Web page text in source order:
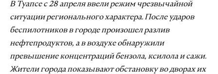
В Туапсе с 28 апреля ввели режим чрезвычайной
ситуации регионального характера. После ударов
беспилотников в городе произошел разлив
нефтепродуктов, а в воздухе обнаружили
превышение концентраций бензола, ксилола и сажи.
Жители города показывают обстановку во дворах их